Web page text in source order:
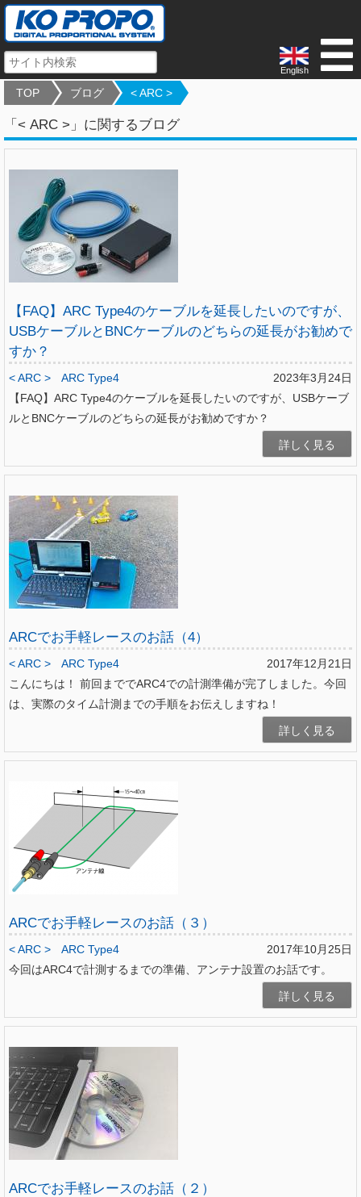
English
TOP ブログ < ARC >
「< ARC >」に関するブログ
【FAQ】ARC Type4のケーブルを延長したいのですが、
USBケーブルとBNCケーブルのどちらの延長がお勧めで
すか？
2023年3月24日
< ARC >
ARC Type4
【FAQ】ARC Type4のケーブルを延長したいのですが、USBケーブ
ルとBNCケーブルのどちらの延長がお勧めですか？
詳しく見る
ARCでお手軽レースのお話（4）
2017年12月21日
< ARC >
ARC Type4
こんにちは！ 前回まででARC4での計測準備が完了しました。今回
は、実際のタイム計測までの手順をお伝えしますね！
詳しく見る
ARCでお手軽レースのお話（３）
2017年10月25日
< ARC >
ARC Type4
今回はARC4で計測するまでの準備、アンテナ設置のお話です。
詳しく見る
ARCでお手軽レースのお話（２）